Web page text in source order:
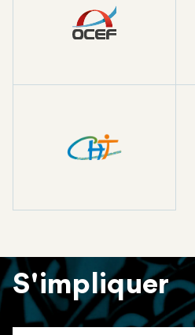
S'impliquer